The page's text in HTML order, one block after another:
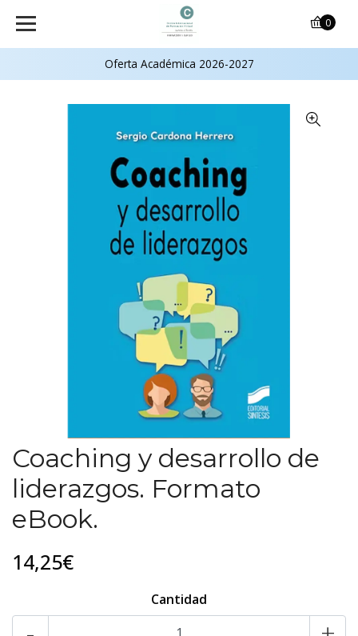
Oferta Académica 2026-2027
0
Coaching y desarrollo de
liderazgos. Formato
eBook.
14,25€
Cantidad